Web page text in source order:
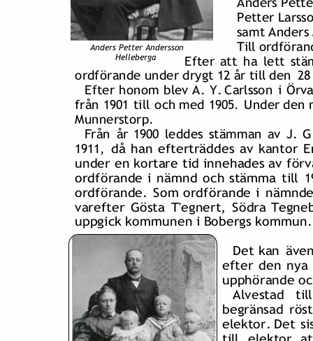
Petter
samt
Till
Efter att ha lett
ordförande under drygt 12 år till den
Efter honom blev A. Y. Carlsson i
från
1901 till och med 1905. Under den
Munnerstorp.
Från år 1900 leddes stämman av J.
1911,
då han efterträddes av kantor
under en kortare tid innehades av
ordförande i nämnd och stämma till
ordförande. Som ordförande i
varefter Gösta T'egnert, Södra
uppgick kommunen i Bobergs kommun.
Det kan
efter den
upphörande
Alvestad
begränsad
elektor. Det
till elektor
Anders Petter Andersson
Helleberga